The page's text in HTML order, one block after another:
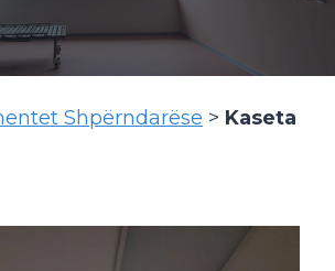
Shpërndarëse > Kaseta